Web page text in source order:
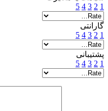
1
2
3
4
5
گارانتی
1
2
3
4
5
پشتیبانی
1
2
3
4
5